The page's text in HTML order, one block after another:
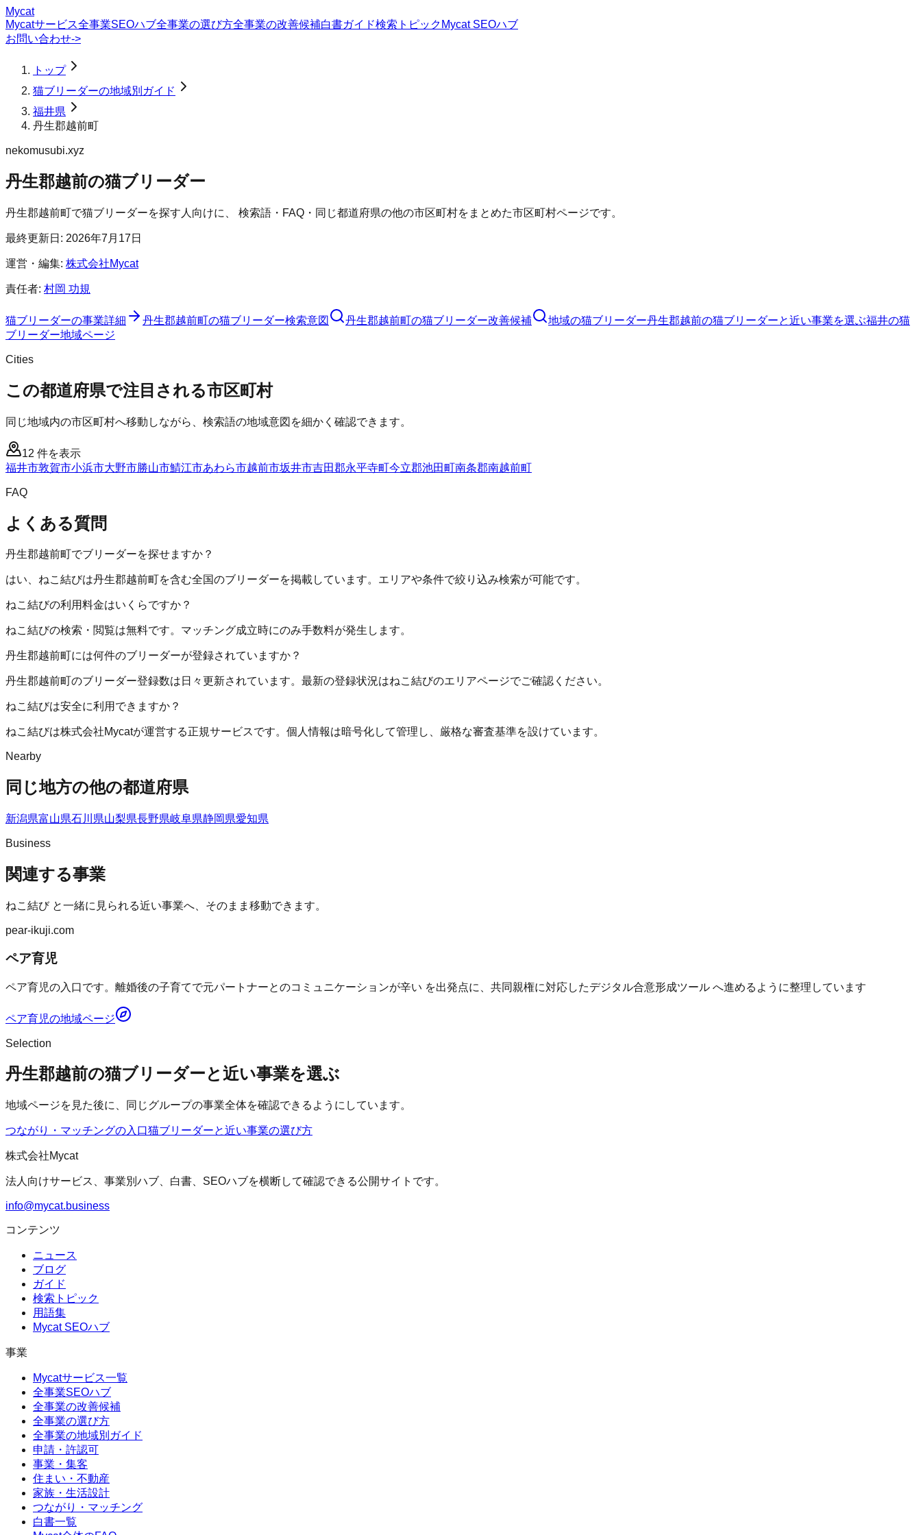
Mycat
Mycatサービス全事業SEOハブ全事業の選び方全事業の改善候補白書ガイド検索トピック Mycat SEOハブ
お問い合わせ->
トップ
猫ブリーダーの地域別ガイド
福井県
丹生郡越前町
nekomusubi.xyz
丹生郡越前の猫ブリーダー
丹生郡越前町で猫ブリーダーを探す人向けに、 検索語・FAQ・同じ都道府県の他の市区町村をまとめた市区町村ページです。
最終更新日: 2026年7月17日
運営・編集: 株式会社Mycat
責任者: 村岡 功規
猫ブリーダーの事業詳細 丹生郡越前町の猫ブリーダー検索意図 丹生郡越前町の猫ブリーダー改善候補 地域の猫ブリーダー丹生郡越前の猫ブリーダーと近い事業を選ぶ福井の猫
ブリーダー地域ページ
Cities
この都道府県で注目される市区町村
同じ地域内の市区町村へ移動しながら、検索語の地域意図を細かく確認できます。
12 件を表示
福井市敦賀市小浜市大野市勝山市鯖江市あわら市越前市坂井市吉田郡永平寺町今立郡池田町南条郡南越前町
FAQ
よくある質問
丹生郡越前町でブリーダーを探せますか？
はい、ねこ結びは丹生郡越前町を含む全国のブリーダーを掲載しています。エリアや条件で絞り込み検索が可能です。
ねこ結びの利用料金はいくらですか？
ねこ結びの検索・閲覧は無料です。マッチング成立時にのみ手数料が発生します。
丹生郡越前町には何件のブリーダーが登録されていますか？
丹生郡越前町のブリーダー登録数は日々更新されています。最新の登録状況はねこ結びのエリアページでご確認ください。
ねこ結びは安全に利用できますか？
ねこ結びは株式会社Mycatが運営する正規サービスです。個人情報は暗号化して管理し、厳格な審査基準を設けています。
Nearby
同じ地方の他の都道府県
新潟県富山県石川県山梨県長野県岐阜県静岡県愛知県
Business
関連する事業
ねこ結びと一緒に見られる近い事業へ、そのまま移動できます。
pear-ikuji.com
ペア育児
ペア育児の入口です。離婚後の子育てで元パートナーとのコミュニケーションが辛い を出発点に、共同親権に対応したデジタル合意形成ツール へ進めるように整理しています
ペア育児の地域ページ
Selection
丹生郡越前の猫ブリーダーと近い事業を選ぶ
地域ページを見た後に、同じグループの事業全体を確認できるようにしています。
つながり・マッチングの入口猫ブリーダーと近い事業の選び方
株式会社Mycat
法人向けサービス、事業別ハブ、白書、SEOハブを横断して確認できる公開サイトです。
info@mycat.business
コンテンツ
ニュース
ブログ
ガイド
検索トピック
用語集
Mycat SEOハブ
事業
Mycatサービス一覧
全事業SEOハブ
全事業の改善候補
全事業の選び方
全事業の地域別ガイド
申請・許認可
事業・集客
住まい・不動産
家族・生活設計
つながり・マッチング
白書一覧